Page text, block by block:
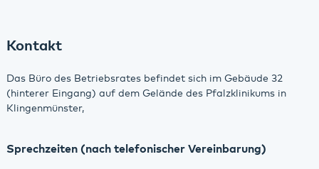
Kontakt
Das Büro des Betriebsrates befindet sich im Gebäude 32
(hinterer Eingang) auf dem Gelände des Pfalzklinikums in
Klingenmünster,
Sprechzeiten (nach telefonischer Vereinbarung)